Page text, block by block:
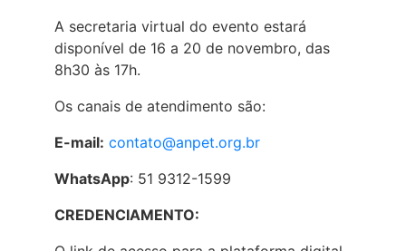
A secretaria virtual do evento estará
disponível de 16 a 20 de novembro, das
8h30 às 17h.
Os canais de atendimento são:
E-mail: contato@anpet.org.br
WhatsApp: 51 9312-1599
CREDENCIAMENTO: